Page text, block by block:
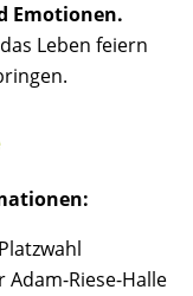
Emotionen.
Leben feiern
Riese-Halle